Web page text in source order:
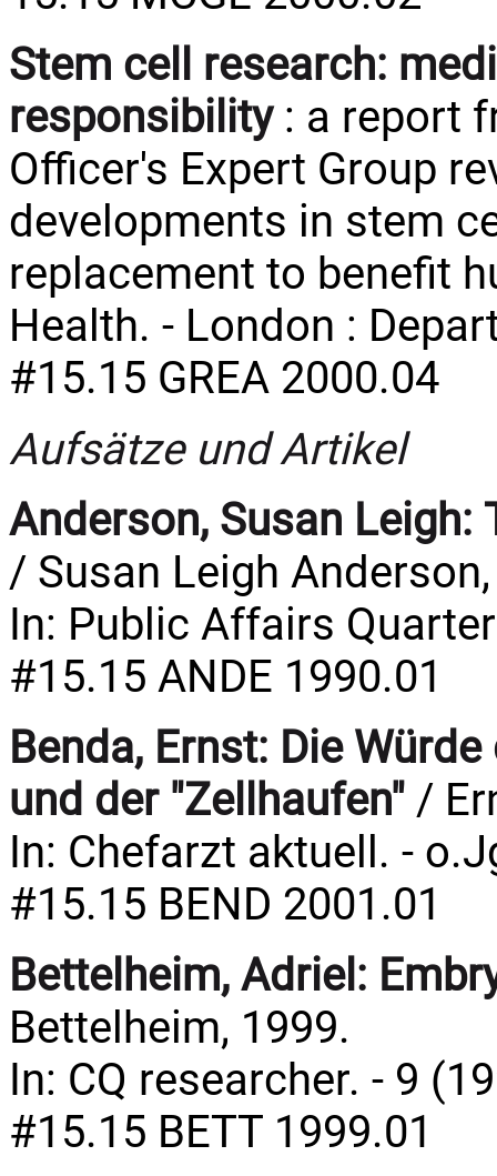
Stem cell research:
responsibility: a report
Officer's Expert Group
developments in stem
replacement to benefit
Health. - London :
#15.15 GREA 2000.04
Aufsätze und Artikel
Anderson, Susan Leigh:
/ Susan Leigh
In: Public Affairs
#15.15 ANDE 1990.01
Benda, Ernst: Die
und der "Zellhaufen" /
In: Chefarzt aktuell. -
#15.15 BEND 2001.01
Bettelheim, Adriel:
Bettelheim, 1999.
In: CQ researcher. - 9
#15.15 BETT 1999.01